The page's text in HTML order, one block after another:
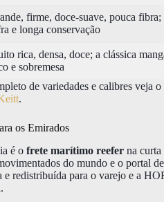
firme, doce-suave, pouca
e longa conservação
rica, densa, doce; a clássica
e sobremesa
de variedades e calibres veja o
.
os Emirados
é o frete marítimo reefer na
do mundo e o portal
e redistribuída para o varejo e a